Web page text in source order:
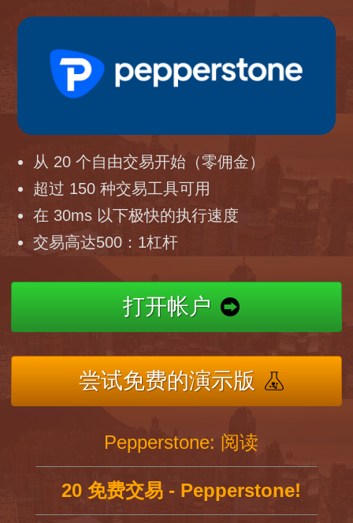
从 20 个自由交易开始（零佣金）
超过 150 种交易工具可用
在 30ms 以下极快的执行速度
交易高达500：1杠杆
打开帐户
尝试免费的演示版
Pepperstone: 阅读
20 免费交易 - Pepperstone!